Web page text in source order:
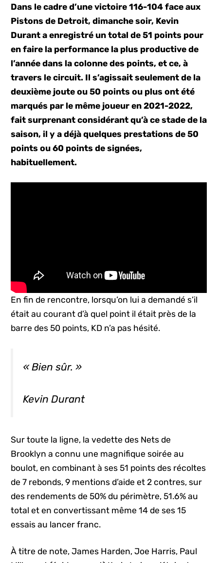
Dans le cadre d’une victoire 116-104 face aux
Pistons de Detroit, dimanche soir, Kevin
Durant a enregistré un total de 51 points pour
en faire la performance la plus productive de
l’année dans la colonne des points, et ce, à
travers le circuit. Il s’agissait seulement de la
deuxième joute ou 50 points ou plus ont été
marqués par le même joueur en 2021-2022,
fait surprenant considérant qu’à ce stade de la
saison, il y a déjà quelques prestations de 50
points ou 60 points de signées,
habituellement.
En fin de rencontre, lorsqu’on lui a demandé s’il
était au courant d’à quel point il était près de la
barre des 50 points, KD n’a pas hésité.
« Bien sûr. »
Kevin Durant
Sur toute la ligne, la vedette des Nets de
Brooklyn a connu une magnifique soirée au
boulot, en combinant à ses 51 points des récoltes
de 7 rebonds, 9 mentions d’aide et 2 contres, sur
des rendements de 50% du périmètre, 51.6% au
total et en convertissant même 14 de ses 15
essais au lancer franc.
À titre de note, James Harden, Joe Harris, Paul